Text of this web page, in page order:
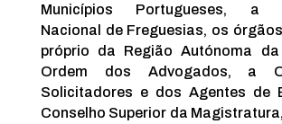
Municípios Portugueses, a
Nacional de Freguesias, os
próprio da Região Autónoma
Ordem dos Advogados, a
Solicitadores e dos Agentes de
Conselho Superior da